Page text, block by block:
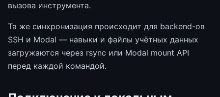
вызова инструмента.
Та же синхронизация происходит для backend-ов
SSH и Modal — навыки и файлы учётных данных
загружаются через rsync или Modal mount API
перед каждой командой.